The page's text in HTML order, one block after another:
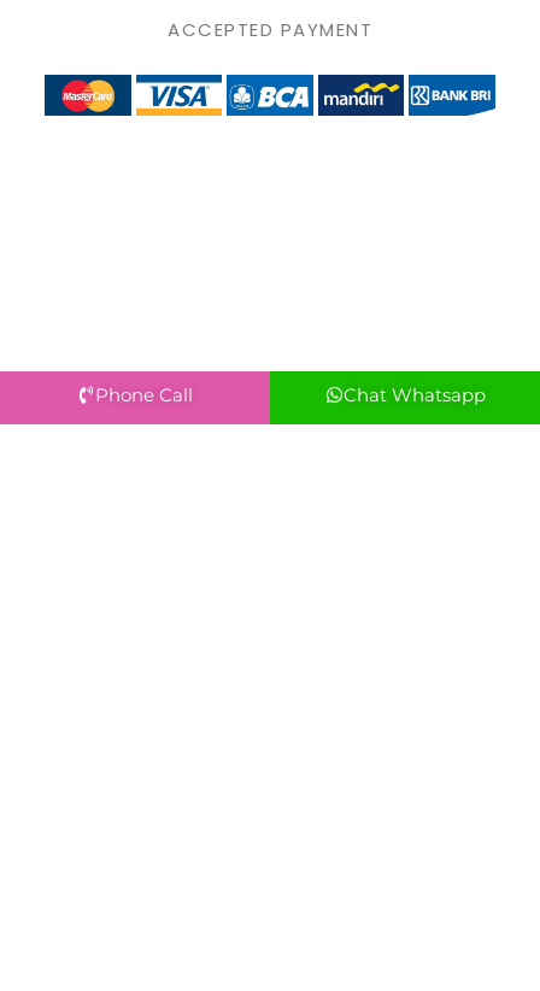
ACCEPTED PAYMENT
Phone Call Chat Whatsapp